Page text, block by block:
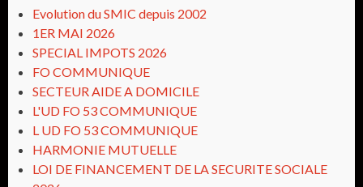
Evolution du SMIC depuis 2002
1ER MAI 2026
SPECIAL IMPOTS 2026
FO COMMUNIQUE
SECTEUR AIDE A DOMICILE
L'UD FO 53 COMMUNIQUE
L UD FO 53 COMMUNIQUE
HARMONIE MUTUELLE
LOI DE FINANCEMENT DE LA SECURITE SOCIALE